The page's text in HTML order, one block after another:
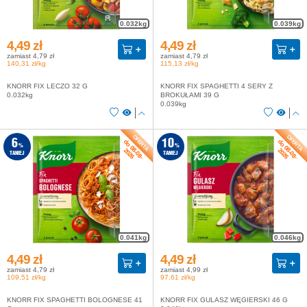
0.032kg
4,49 zł
zamiast 4,79 zł
140,31 zł/kg
KNORR FIX LECZO 32 G
0.032kg
0.039kg
4,49 zł
zamiast 4,79 zł
115,13 zł/kg
KNORR FIX SPAGHETTI 4 SERY Z
BROKUŁAMI 39 G
0.039kg
0.041kg
do 08-08-
2026
6%
TANIEJ
4,49 zł
zamiast 4,79 zł
109,51 zł/kg
KNORR FIX SPAGHETTI BOLOGNESE 41
0.046kg
do 08-08-
2026
10%
TANIEJ
4,49 zł
zamiast 4,99 zł
97,61 zł/kg
KNORR FIX GULASZ WĘGIERSKI 46 G